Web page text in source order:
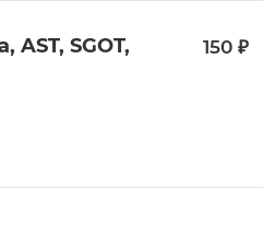
SGOT,
150 ₽